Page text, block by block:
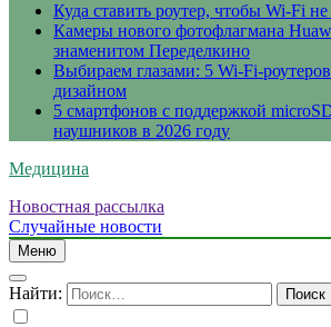
Куда ставить роутер, чтобы Wi-Fi
Камеры нового фотофлагмана
знаменитом Переделкино
Выбираем глазами: 5 Wi-Fi-
дизайном
5 смартфонов с поддержкой
наушников в 2026 году
Медицина
Новостная рассылка
Случайные новости
Меню
Найти: